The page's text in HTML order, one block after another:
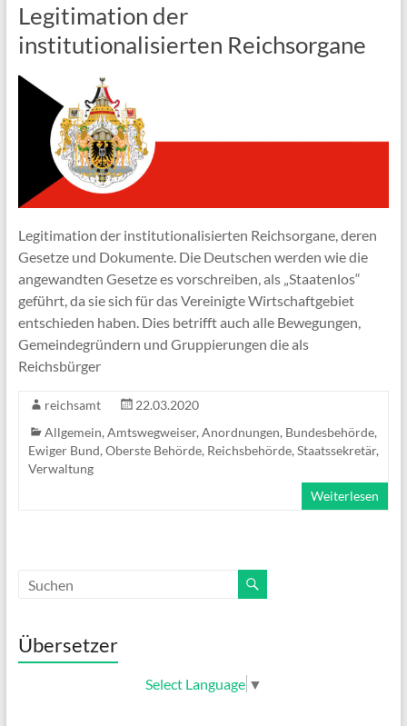
Legitimation der
institutionalisierten Reichsorgane
Legitimation der institutionalisierten Reichsorgane, deren
Gesetze und Dokumente. Die Deutschen werden wie die
angewandten Gesetze es vorschreiben, als „Staatenlos“
geführt, da sie sich für das Vereinigte Wirtschaftgebiet
entschieden haben. Dies betrifft auch alle Bewegungen,
Gemeindegründern und Gruppierungen die als
Reichsbürger
reichsamt
22.03.2020
Allgemein, Amtswegweiser, Anordnungen, Bundesbehörde,
Ewiger Bund, Oberste Behörde, Reichsbehörde, Staatssekretär,
Verwaltung
Weiterlesen
Übersetzer
Select Language ▼